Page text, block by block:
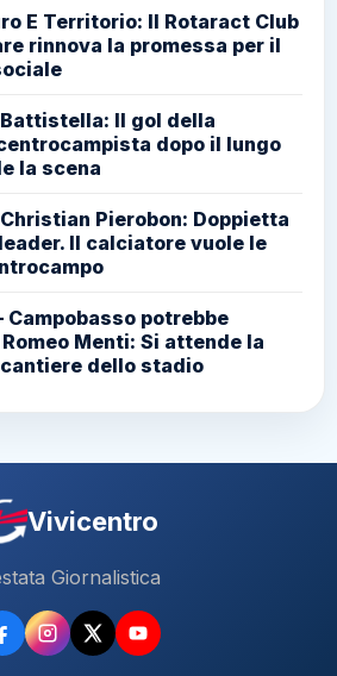
E Territorio: Il Rotaract Club
rinnova la promessa per il
Il gol della
dopo il lungo
la scena
Pierobon: Doppietta
Il calciatore vuole le
Campobasso potrebbe
Menti: Si attende la
dello stadio
Vivicentro
Giornalistica